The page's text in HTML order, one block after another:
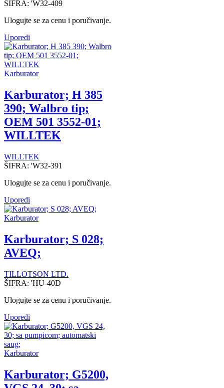
ŠIFRA: 'W32-409
Ulogujte se za cenu i poručivanje.
Uporedi
Karburator
Karburator; H 385
390; Walbro tip;
OEM 501 3552-01;
WILLTEK
WILLTEK
ŠIFRA: 'W32-391
Ulogujte se za cenu i poručivanje.
Uporedi
Karburator
Karburator; S 028;
AVEQ;
TILLOTSON LTD.
ŠIFRA: 'HU-40D
Ulogujte se za cenu i poručivanje.
Uporedi
Karburator
Karburator; G5200,